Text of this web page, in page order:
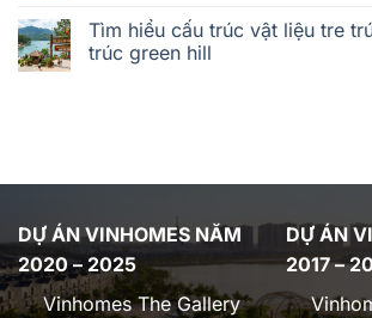
Tìm hiểu cấu trúc vật liệu tre
trúc green hill
DỰ ÁN VINHOMES NĂM
2020 – 2025
Vinhomes The Gallery
DỰ ÁN
2017 –